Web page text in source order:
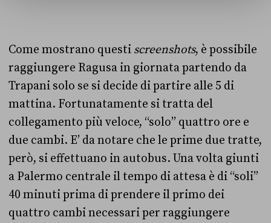
Come mostrano questi screenshots, è possibile
raggiungere Ragusa in giornata partendo da
Trapani solo se si decide di partire alle 5 di
mattina. Fortunatamente si tratta del
collegamento più veloce, “solo” quattro ore e
due cambi. E’ da notare che le prime due tratte,
però, si effettuano in autobus. Una volta giunti
a Palermo centrale il tempo di attesa è di “soli”
40 minuti prima di prendere il primo dei
quattro cambi necessari per raggiungere